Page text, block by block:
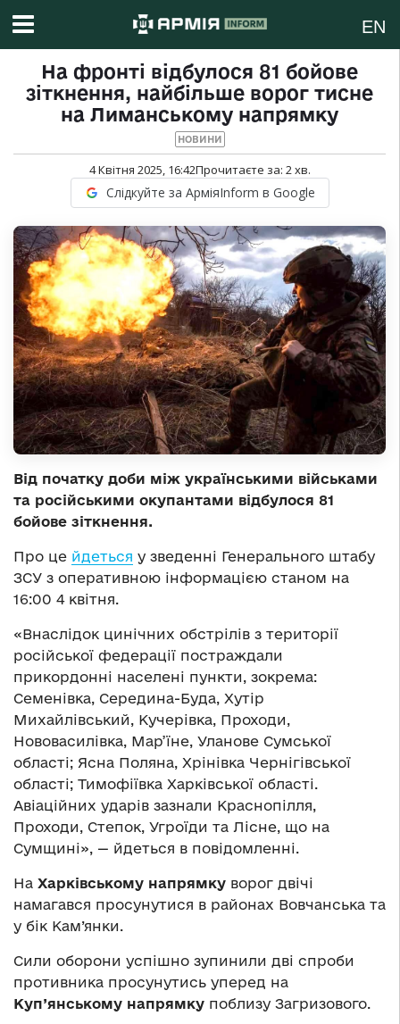
EN
На фронті відбулося 81 бойове
зіткнення, найбільше ворог тисне
на Лиманському напрямку
НОВИНИ
4 Квітня 2025, 16:42Прочитаєте за: 2хв.
Слідкуйте за АрміяInform в Google
Від початку доби між українськими військами
та російськими окупантами відбулося 81
бойове зіткнення.
Про це йдеться у зведенні Генерального штабу
ЗСУ з оперативною інформацією станом на
16:00 4 квітня.
«Внаслідок цинічних обстрілів з території
російської федерації постраждали
прикордонні населені пункти, зокрема:
Семенівка, Середина-Буда, Хутір
Михайлівський, Кучерівка, Проходи,
Нововасилівка, Мар’їне, Уланове Сумської
області; Ясна Поляна, Хрінівка Чернігівської
області; Тимофіївка Харківської області.
Авіаційних ударів зазнали Краснопілля,
Проходи, Степок, Угроїди та Лісне, що на
Сумщині», — йдеться в повідомленні.
На Харківському напрямку ворог двічі
намагався просунутися в районах Вовчанська та
у бік Кам’янки.
Сили оборони успішно зупинили дві спроби
противника просунутись уперед на
Куп’янському напрямку поблизу Загризового.